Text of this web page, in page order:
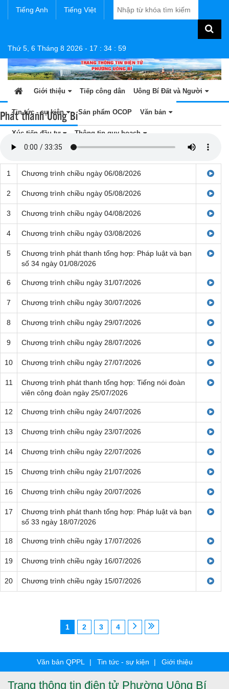
Tiếng Anh Tiếng Việt
Thứ 5, 6 Tháng 8 2026 - 17 : 34 : 59
Giới thiệu Tiếp công dân Uông Bí Đất và Người
Tin tức - sự kiện Sản phẩm OCOP Văn bản
Xúc tiến đầu tư Thông tin quy hoạch
Phát thanh Uông Bí
1 Chương trình chiều ngày 06/08/2026
2 Chương trình chiều ngày 05/08/2026
3 Chương trình chiều ngày 04/08/2026
4 Chương trình chiều ngày 03/08/2026
5
Chương trình phát thanh tổng hợp: Pháp luật và bạn
số 34 ngày 01/08/2026
6 Chương trình chiều ngày 31/07/2026
7 Chương trình chiều ngày 30/07/2026
8 Chương trình chiều ngày 29/07/2026
9 Chương trình chiều ngày 28/07/2026
10 Chương trình chiều ngày 27/07/2026
11
Chương trình phát thanh tổng hợp: Tiếng nói đoàn
viên công đoàn ngày 25/07/2026
12 Chương trình chiều ngày 24/07/2026
13 Chương trình chiều ngày 23/07/2026
14 Chương trình chiều ngày 22/07/2026
15 Chương trình chiều ngày 21/07/2026
16 Chương trình chiều ngày 20/07/2026
17
Chương trình phát thanh tổng hợp: Pháp luật và bạn
số 33 ngày 18/07/2026
18 Chương trình chiều ngày 17/07/2026
19 Chương trình chiều ngày 16/07/2026
20 Chương trình chiều ngày 15/07/2026
1 2 3 4
Văn bản QPPL Tin tức - sự kiện Giới thiệu
Trang thông tin điện tử Phường Uông Bí